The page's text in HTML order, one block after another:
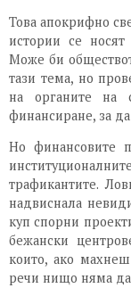
Това апокрифно
истории се
Може би
тази тема, но
на органите на
финансиране, за
Но финансовите
трафикантите.
надвиснала
куп спорни
бежански
които, ако
речи нищо няма да